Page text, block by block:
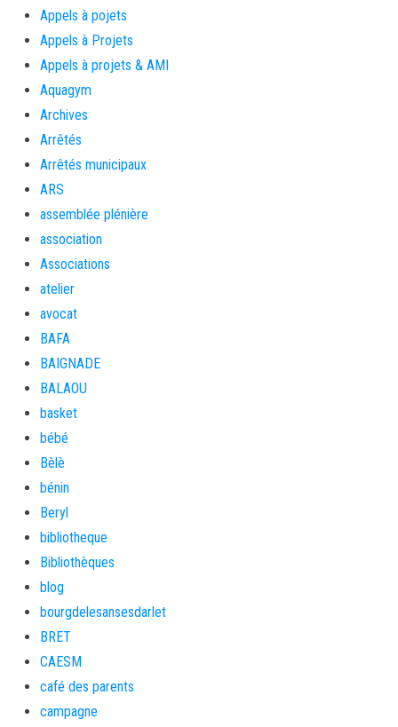
Appels à pojets
Appels à Projets
Appels à projets & AMI
Aquagym
Archives
Arrêtés
Arrêtés municipaux
ARS
assemblée plénière
association
Associations
atelier
avocat
BAFA
BAIGNADE
BALAOU
basket
bébé
Bèlè
bénin
Beryl
bibliotheque
Bibliothèques
blog
bourgdelesansesdarlet
BRET
CAESM
café des parents
campagne